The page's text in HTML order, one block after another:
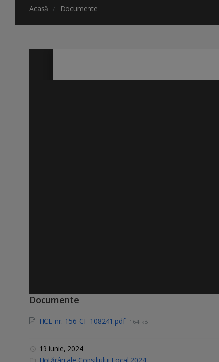
Acasă Documente
Documente
HCL-nr.-156-CF-108241.pdf 164 kB
19 iunie, 2024
C
Hotărâri ale Consiliului Local 2024